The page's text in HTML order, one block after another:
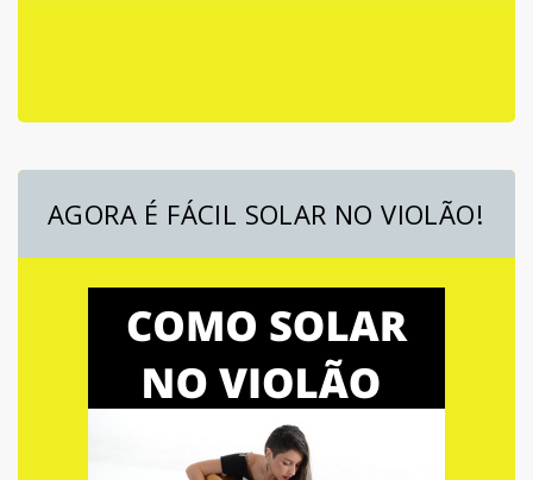
AGORA É FÁCIL SOLAR NO VIOLÃO!